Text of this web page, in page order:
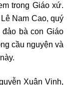
trong Giáo xứ.
Nam Cao, quý
bà con Giáo
cầu nguyện và
Xuân Vinh,